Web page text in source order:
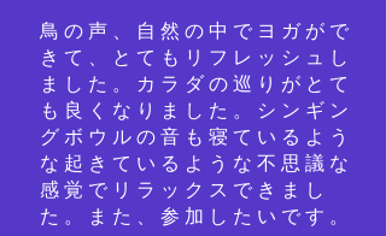
鳥の声、 自然の中でヨガがで
きて、とてもリフレッシュし
ました。カラダの巡りがとて
も良くなりました。シンギン
グボウルの音も寝ているよう
な起きているような不思議な
感覚でリラックスできまし
た。また、参加したいです。